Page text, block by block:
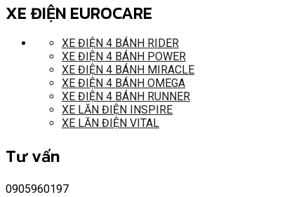
XE ĐIỆN EUROCARE
XE ĐIỆN 4 BÁNH RIDER
XE ĐIỆN 4 BÁNH POWER
XE ĐIỆN 4 BÁNH MIRACLE
XE ĐIỆN 4 BÁNH OMEGA
XE ĐIỆN 4 BÁNH RUNNER
XE LĂN ĐIỆN INSPIRE
XE LĂN ĐIỆN VITAL
Tư vấn
0905960197